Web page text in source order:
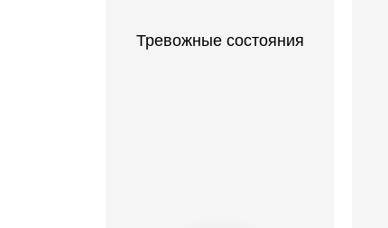
Тревожные состояния